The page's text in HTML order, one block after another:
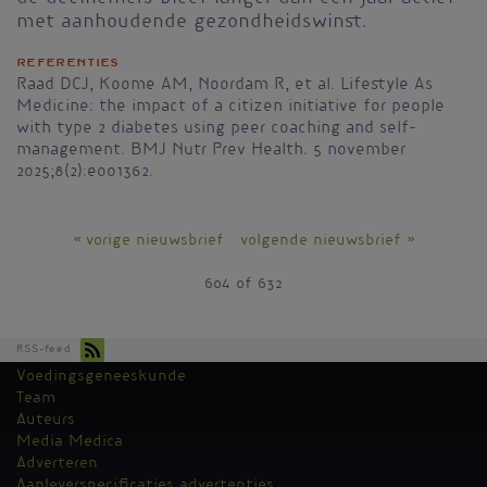
met aanhoudende gezondheidswinst.
Referenties
Raad DCJ, Koome AM, Noordam R, et al. Lifestyle As
Medicine: the impact of a citizen initiative for people
with type 2 diabetes using peer coaching and self-
management. BMJ Nutr Prev Health. 5 november
2025;8(2):e001362.
« vorige nieuwsbrief volgende nieuwsbrief »
604 of 632
RSS-feed
Kantoormenu
Voedingsgeneeskunde
Team
Auteurs
Media Medica
Adverteren